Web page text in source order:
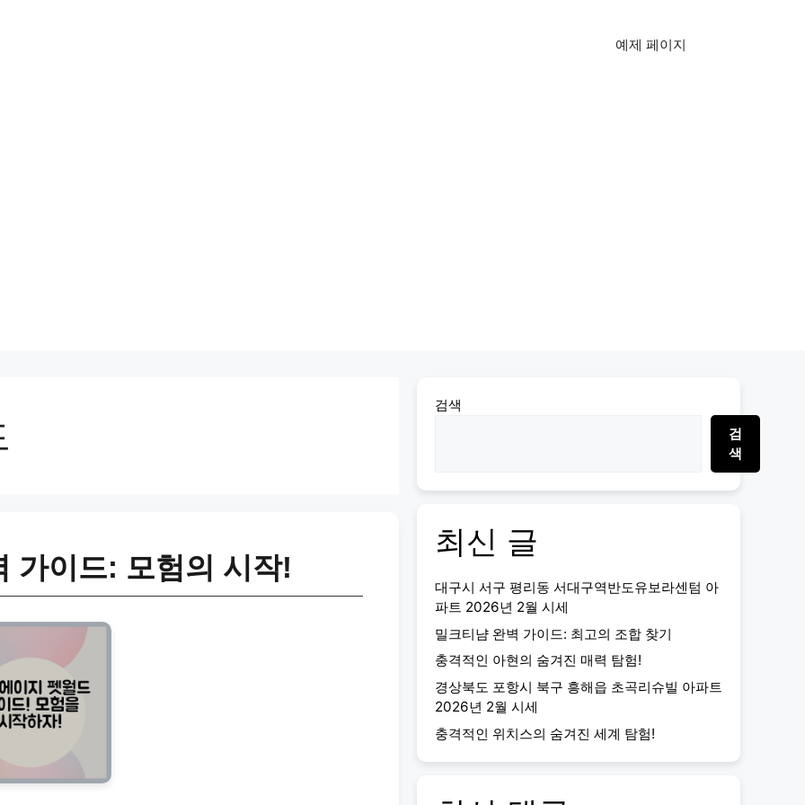
예제 페이지
가이드: 모험의 시작!
검색
검
색
최신 글
대구시 서구 평리동 서대구역반도유보라센텀 아
파트 2026년 2월 시세
밀크티냠 완벽 가이드: 최고의 조합 찾기
충격적인 아현의 숨겨진 매력 탐험!
경상북도 포항시 북구 흥해읍 초곡리슈빌 아파트
2026년 2월 시세
충격적인 위치스의 숨겨진 세계 탐험!